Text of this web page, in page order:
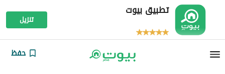
تطبيق بيوت
تنزيل
حفظ